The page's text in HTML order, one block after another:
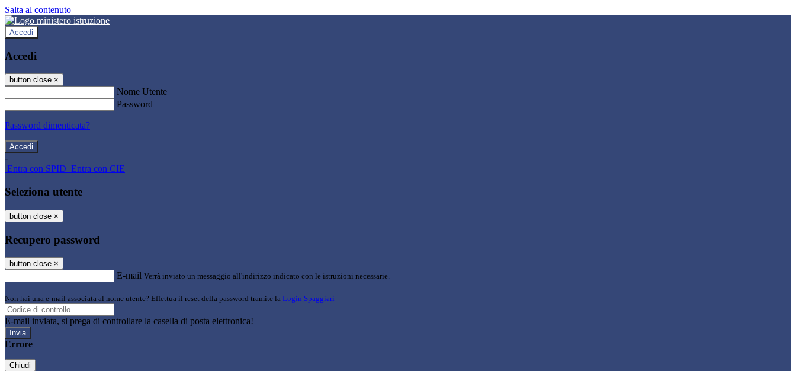
Salta al contenuto
Accedi
Accedi
button close ×
Nome Utente
Password
Password dimenticata?
-
Entra con SPID Entra con CIE
Seleziona utente
button close ×
Recupero password
button close ×
E-mail Verrà inviato un messaggio all'indirizzo indicato con le istruzioni necessarie.
Non hai una e-mail associata al nome utente? Effettua il reset della password tramite la Login Spaggiari
E-mail inviata, si prega di controllare la casella di posta elettronica!
Errore
Chiudi